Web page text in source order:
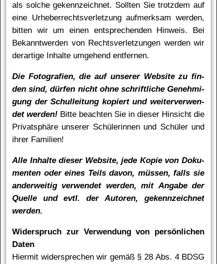
als solche gekennzeichnet. Sollten Sie trotzdem auf
eine Urheberrechtsverletzung aufmerksam werden,
bitten wir um einen entsprechenden Hinweis. Bei
Bekanntwerden von Rechtsverletzungen werden wir
derartige Inhalte umgehend entfernen.
Die Fo­to­gra­fi­en, die auf un­se­rer Website zu fin­
den sind, dür­fen nicht oh­ne schrift­li­che Ge­neh­mi­
gung der Schul­lei­tung ko­piert und wei­ter­ver­wen­
det wer­den! Bit­te be­ach­ten Sie in die­ser Hin­sicht die
Pri­vat­sphä­re un­se­rer Schü­le­rin­nen und Schü­ler und
ih­rer Fa­mi­li­en!
Al­le In­hal­te die­ser Website, je­de Ko­pie von Do­ku­
men­ten oder ei­nes Teils da­von, müs­sen, falls sie
an­der­wei­tig ver­wen­det wer­den, mit An­ga­be der
Quel­le und evtl. der Au­to­ren, ge­kenn­zeich­net
wer­den.
Widerspruch zur Verwendung von persönlichen
Daten
Hiermit widersprechen wir gemäß § 28 Abs. 4 BDSG